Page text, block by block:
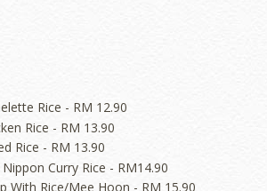
Rice - RM 12.90
Rice - RM 13.90
Rice - RM 13.90
Curry Rice - RM14.90
With Rice/Mee Hoon - RM 15.90